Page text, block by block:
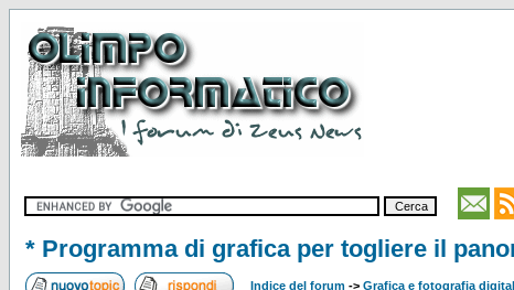
* Programma di grafica per togliere il
Indice del forum -> Grafica e fotografia